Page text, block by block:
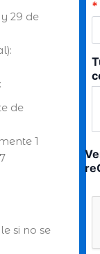
29 de
de
1
si no se